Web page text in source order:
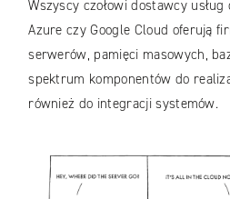
Wszyscy czołowi dostawcy
Azure czy Google Cloud oferują
serwerów, pamięci masowych,
spektrum komponentów do
również do integracji systemów.